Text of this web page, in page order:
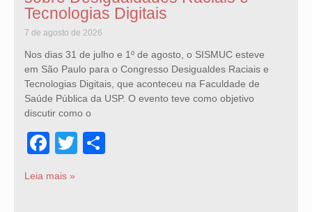
Tecnologias Digitais
7 de agosto de 2026
Nos dias 31 de julho e 1º de agosto, o SISMUC esteve
em São Paulo para o Congresso Desigualdes Raciais e
Tecnologias Digitais, que aconteceu na Faculdade de
Saúde Pública da USP. O evento teve como objetivo
discutir como o
Facebook
Twitter
Leia mais »